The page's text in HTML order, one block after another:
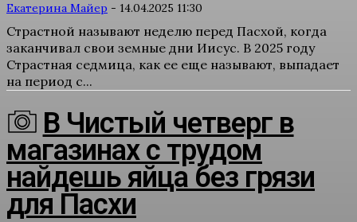
Екатерина Майер - 14.04.2025 11:30
Страстной называют неделю перед Пасхой, когда
заканчивал свои земные дни Иисус. В 2025 году
Страстная седмица, как ее еще называют, выпадает
на период с...
В Чистый четверг в
магазинах с трудом
найдешь яйца без грязи
для Пасхи